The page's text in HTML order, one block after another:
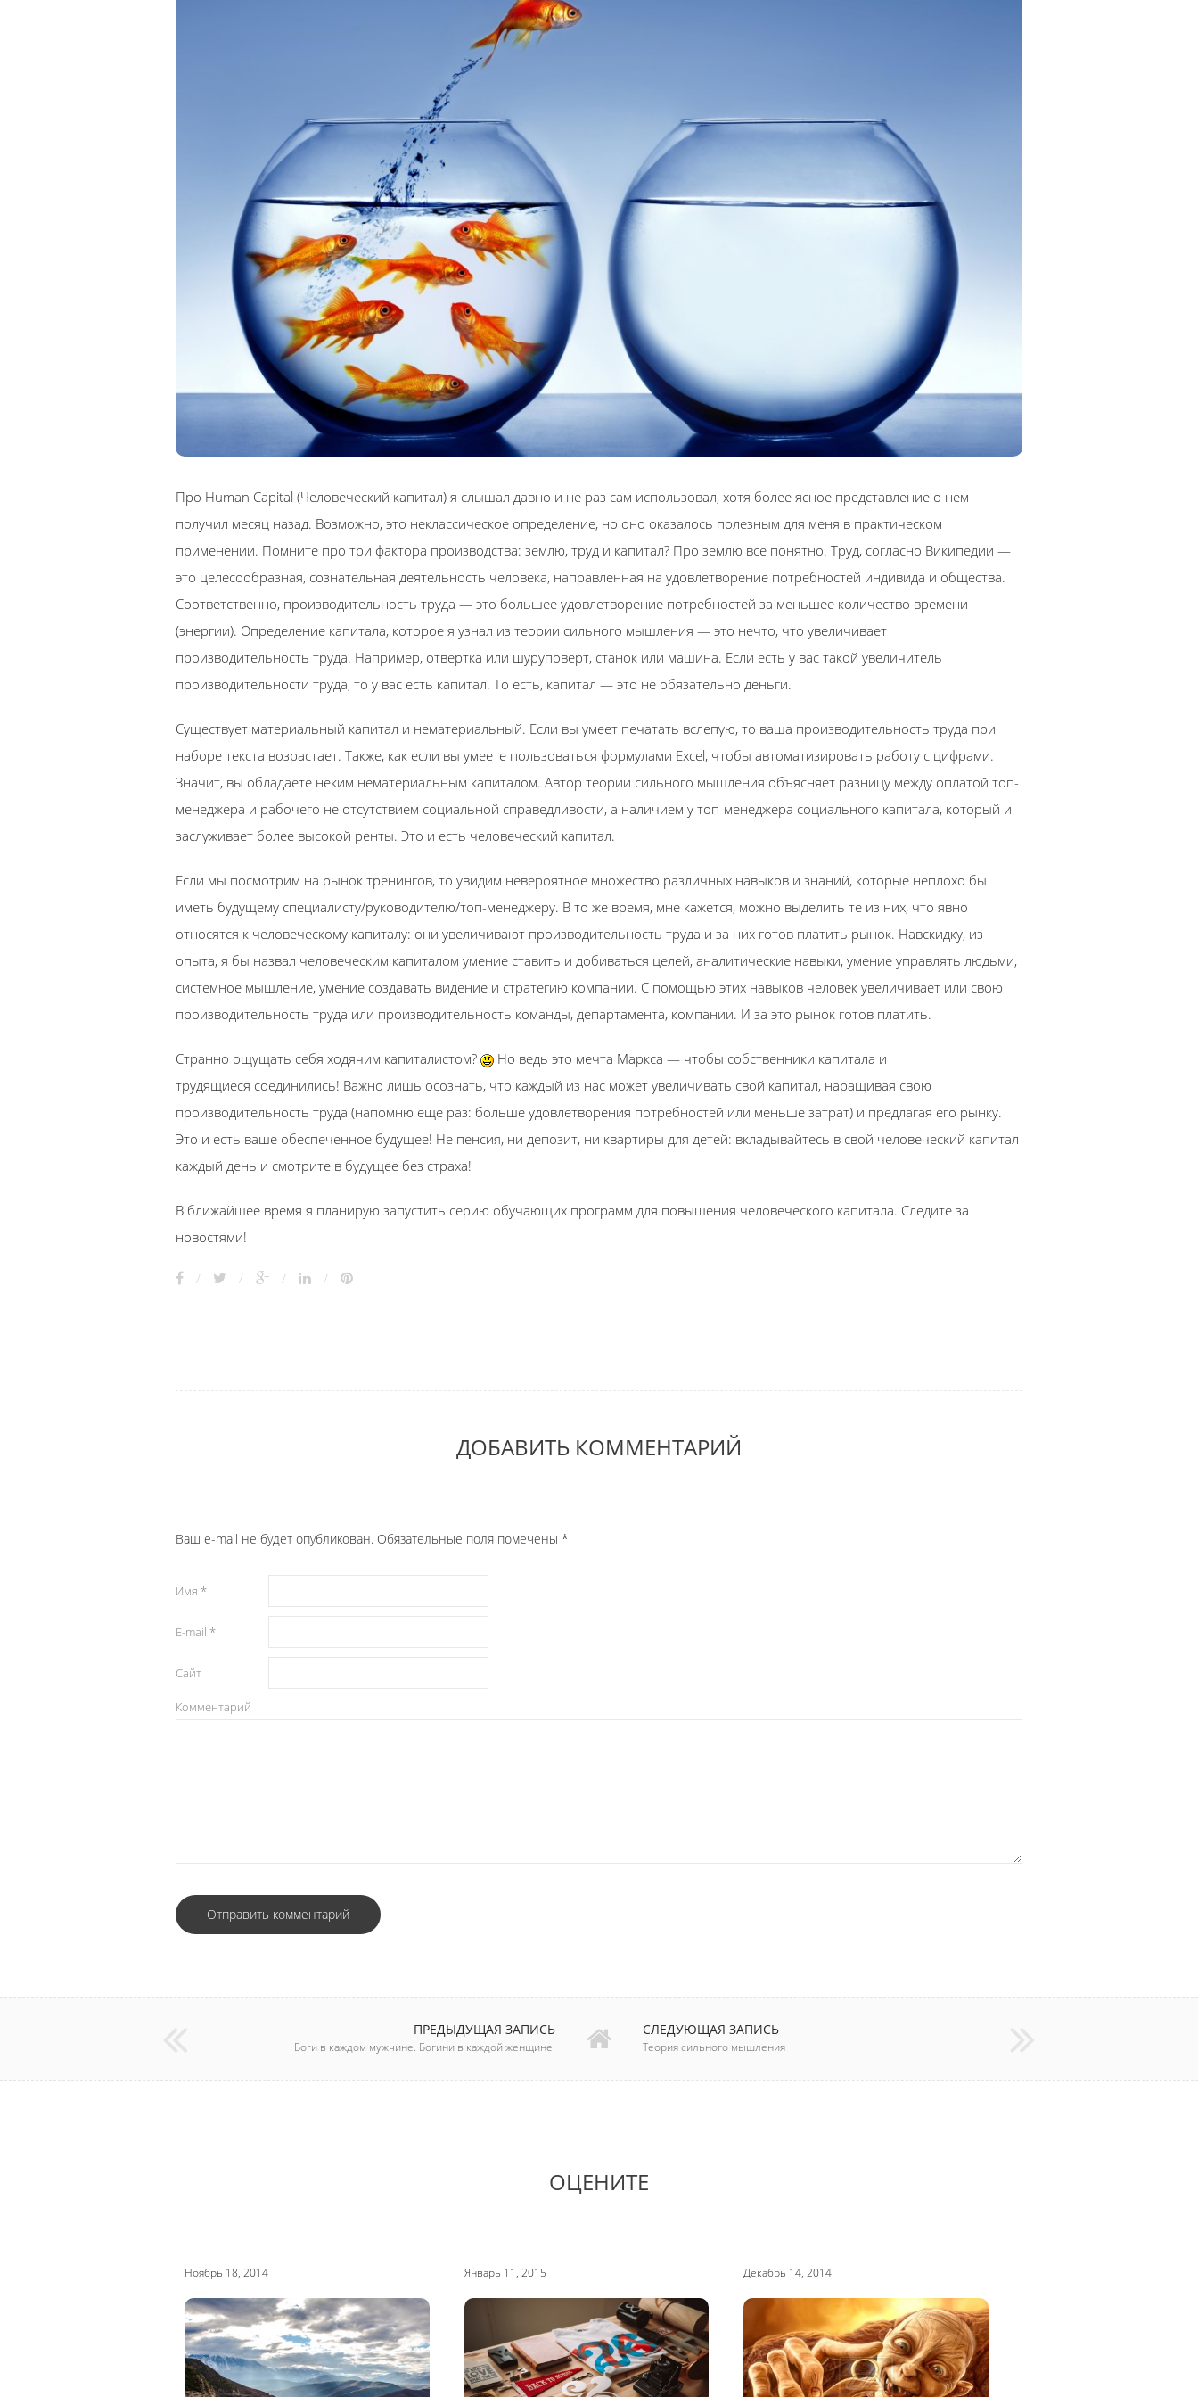
Про Human Capital (Человеческий капитал) я слышал давно и не раз сам использовал, хотя более ясное представление о нем
получил месяц назад. Возможно, это неклассическое определение, но оно оказалось полезным для меня в практическом
применении. Помните про три фактора производства: землю, труд и капитал? Про землю все понятно. Труд, согласно Википедии —
это целесообразная, сознательная деятельность человека, направленная на удовлетворение потребностей индивида и общества.
Соответственно, производительность труда — это большее удовлетворение потребностей за меньшее количество времени
(энергии). Определение капитала, которое я узнал из теории сильного мышления — это нечто, что увеличивает
производительность труда. Например, отвертка или шуруповерт, станок или машина. Если есть у вас такой увеличитель
производительности труда, то у вас есть капитал. То есть, капитал — это не обязательно деньги.
Существует материальный капитал и нематериальный. Если вы умеет печатать вслепую, то ваша производительность труда при
наборе текста возрастает. Также, как если вы умеете пользоваться формулами Excel, чтобы автоматизировать работу с цифрами.
Значит, вы обладаете неким нематериальным капиталом. Автор теории сильного мышления объясняет разницу между оплатой топ-
менеджера и рабочего не отсутствием социальной справедливости, а наличием у топ-менеджера социального капитала, который и
заслуживает более высокой ренты. Это и есть человеческий капитал.
Если мы посмотрим на рынок тренингов, то увидим невероятное множество различных навыков и знаний, которые неплохо бы
иметь будущему специалисту/руководителю/топ-менеджеру. В то же время, мне кажется, можно выделить те из них, что явно
относятся к человеческому капиталу: они увеличивают производительность труда и за них готов платить рынок. Навскидку, из
опыта, я бы назвал человеческим капиталом умение ставить и добиваться целей, аналитические навыки, умение управлять людьми,
системное мышление, умение создавать видение и стратегию компании. С помощью этих навыков человек увеличивает или свою
производительность труда или производительность команды, департамента, компании. И за это рынок готов платить.
Странно ощущать себя ходячим капиталистом?
Но ведь это мечта Маркса — чтобы собственники капитала и
трудящиеся соединились! Важно лишь осознать, что каждый из нас может увеличивать свой капитал, наращивая свою
производительность труда (напомню еще раз: больше удовлетворения потребностей или меньше затрат) и предлагая его рынку.
Это и есть ваше обеспеченное будущее! Не пенсия, ни депозит, ни квартиры для детей: вкладывайтесь в свой человеческий капитал
каждый день и смотрите в будущее без страха!
В ближайшее время я планирую запустить серию обучающих программ для повышения человеческого капитала. Следите за
новостями!
/ / / /
ДОБАВИТЬ КОММЕНТАРИЙ
Ваш e-mail не будет опубликован. Обязательные поля помечены *
Имя *
E-mail *
Сайт
Комментарий
ПРЕДЫДУЩАЯ ЗАПИСЬ
Боги в каждом мужчине. Богини в каждой женщине.
СЛЕДУЮЩАЯ ЗАПИСЬ
Теория сильного мышления
ОЦЕНИТЕ
Ноябрь 18, 2014 Январь 11, 2015 Декабрь 14, 2014